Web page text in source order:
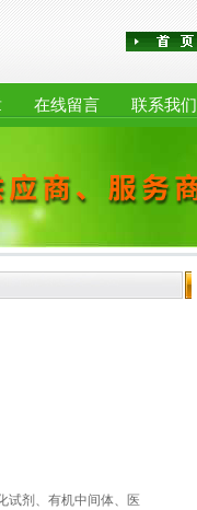
在线留言 联系我们
试剂、有机中间体、医